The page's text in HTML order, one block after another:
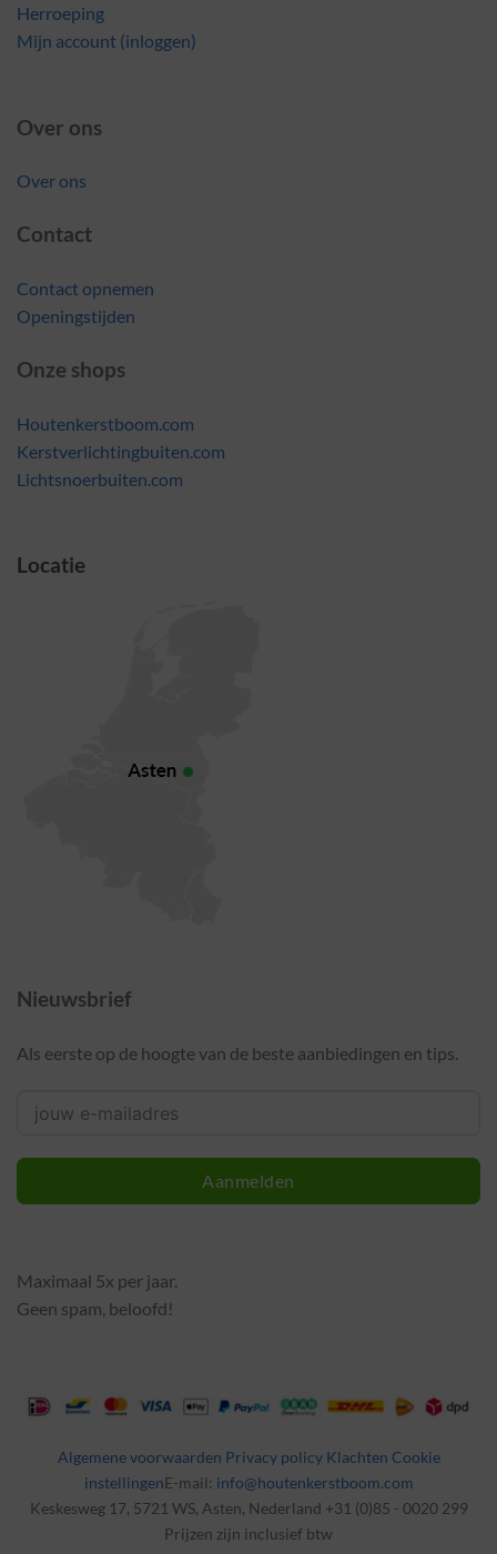
Herroeping
Mijn account (inloggen)
Over ons
Over ons
Contact
Contact opnemen
Openingstijden
Onze shops
Houtenkerstboom.com
Kerstverlichtingbuiten.com
Lichtsnoerbuiten.com
Locatie
Nieuwsbrief
Als eerste op de hoogte van de beste aanbiedingen en tips.
Aanmelden
Maximaal 5x per jaar.
Geen spam, beloofd!
Algemene voorwaarden Privacy policy Klachten Cookie
instellingenE-mail: info@houtenkerstboom.com
Keskesweg 17, 5721 WS, Asten, Nederland +31 (0)85 - 0020 299
Prijzen zijn inclusief btw